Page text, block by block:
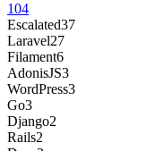
104
Escalated37
Laravel27
Filament6
AdonisJS3
WordPress3
Go3
Django2
Rails2